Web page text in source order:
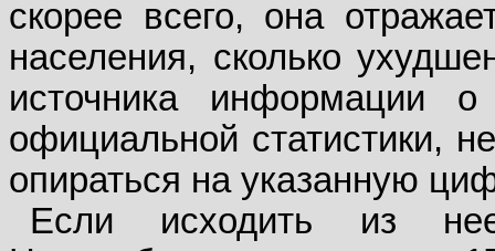
скорее всего, она
населения, сколько
источника информации о
официальной статистики,
опираться на указанную
Если исходить из